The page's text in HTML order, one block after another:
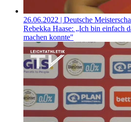
26.06.2022 | Deutsche
Rebekka Haase: „Ich bin einfach
machen konnte"